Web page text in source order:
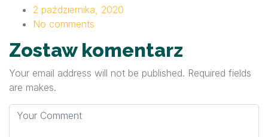
2 października, 2020
No comments
Zostaw komentarz
Your email address will not be published. Required fields
are makes.